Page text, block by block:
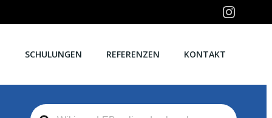
SCHULUNGEN REFERENZEN KONTAKT
Search